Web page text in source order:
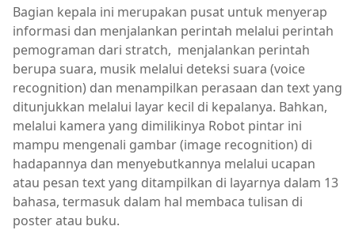
Bagian kepala ini merupakan pusat untuk menyerap
informasi dan menjalankan perintah melalui perintah
pemograman dari stratch, menjalankan perintah
berupa suara, musik melalui deteksi suara (voice
recognition) dan menampilkan perasaan dan text yang
ditunjukkan melalui layar kecil di kepalanya. Bahkan,
melalui kamera yang dimilikinya Robot pintar ini
mampu mengenali gambar (image recognition) di
hadapannya dan menyebutkannya melalui ucapan
atau pesan text yang ditampilkan di layarnya dalam 13
bahasa, termasuk dalam hal membaca tulisan di
poster atau buku.